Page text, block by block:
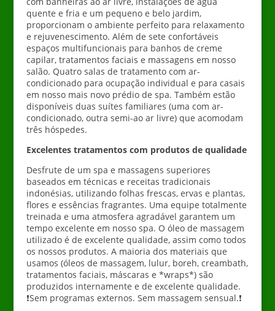
quente e fria e um pequeno e belo jardim,
proporcionam o ambiente perfeito para relaxamento
e rejuvenescimento. Além de sete confortáveis ​​
espaços multifuncionais para banhos de creme
capilar, tratamentos faciais e massagens em nosso
salão. Quatro salas de tratamento com ar-
condicionado para ocupação individual e para casais
em nosso mais novo prédio de spa. Também estão
disponíveis duas suítes familiares (uma com ar-
condicionado, outra semi-ao ar livre) que acomodam
três hóspedes.
Excelentes tratamentos com produtos de qualidade
Desfrute de um spa e massagens superiores
baseados em técnicas e receitas tradicionais
indonésias, utilizando folhas frescas, ervas e plantas,
flores e essências fragrantes. Uma equipe totalmente
treinada e uma atmosfera agradável garantem um
tempo excelente em nosso spa. O óleo de massagem
utilizado é de excelente qualidade, assim como todos
os nossos produtos. A maioria dos materiais que
usamos (óleos de massagem, lulur, boreh, creambath,
tratamentos faciais, máscaras e *wraps*) são
produzidos internamente e de excelente qualidade.
❗Sem programas externos. Sem massagem sensual.❗